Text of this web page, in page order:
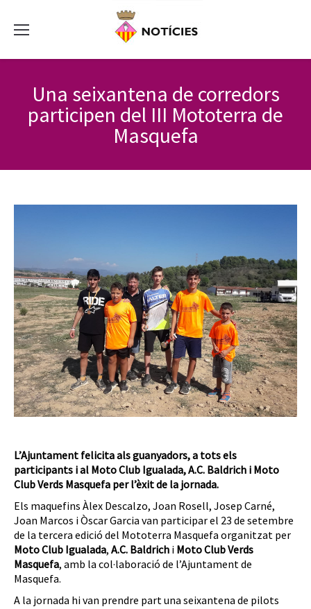
Una seixantena de corredors
participen del III Mototerra de
Masquefa
L’Ajuntament felicita als guanyadors, a tots els
participants i al Moto Club Igualada, A.C. Baldrich i Moto
Club Verds Masquefa per l’èxit de la jornada.
Els maquefins Àlex Descalzo, Joan Rosell, Josep Carné,
Joan Marcos i Òscar Garcia van participar el 23 de setembre
de la tercera edició del Mototerra Masquefa organitzat per
Moto Club Igualada, A.C. Baldrich i Moto Club Verds
Masquefa, amb la col·laboració de l’Ajuntament de
Masquefa.
A la jornada hi van prendre part una seixantena de pilots